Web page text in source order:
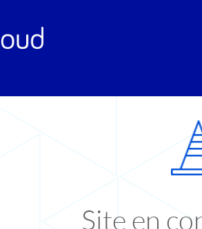
Site en